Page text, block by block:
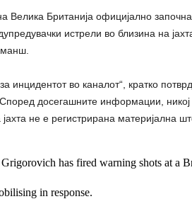
Велика Британија официјално
истрели во близина на
инцидентот во каналот“, кратко
досегашните информации,
не е регистрирана материјална
has fired warning shots at a
in response.